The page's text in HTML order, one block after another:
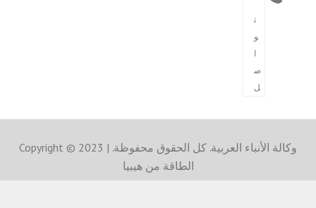
ت
و
ا
ص
ل
Copyright © 2023 وكالة الأنباء العربية. كل الحقوق محفوظة. |
الطاقة من هيبيا